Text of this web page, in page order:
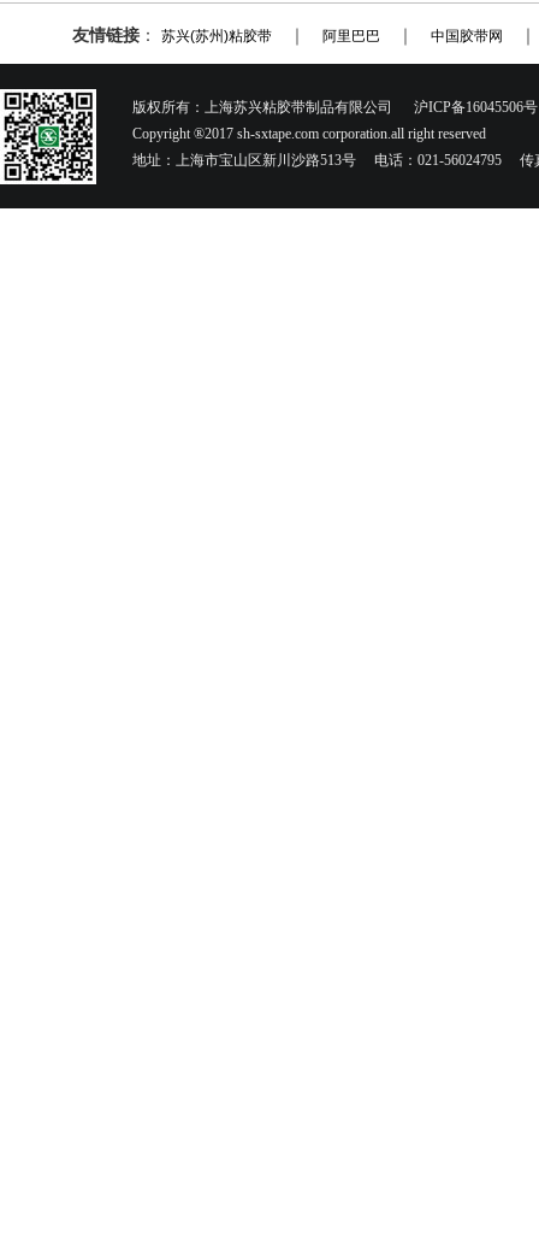
友情链接 ： 苏兴(苏州)粘胶带 ｜ 阿里巴巴 ｜ 中国胶带网
版权所有：上海苏兴粘胶带制品有限公司 沪ICP备16045506号
Copyright ®2017 sh-sxtape.com corporation.all right reserved
地址：上海市宝山区新川沙路513号 电话：021-56024795 传